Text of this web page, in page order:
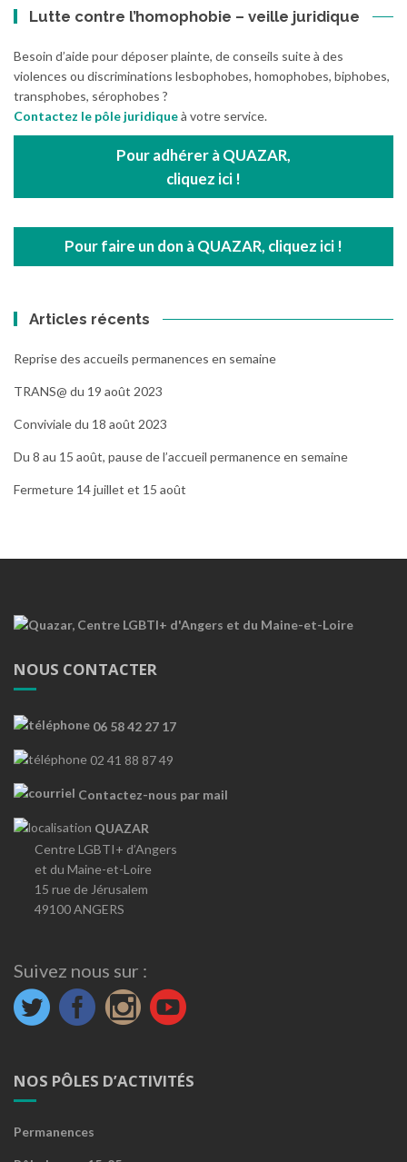
Lutte contre l’homophobie – veille juridique
Besoin d’aide pour déposer plainte, de conseils suite à des
violences ou discriminations lesbophobes, homophobes, biphobes,
transphobes, sérophobes ?
Contactez le pôle juridiqueà votre service.
Pour adhérer à QUAZAR,
cliquez ici !
Pour faire un don à QUAZAR, cliquez ici !
Articles récents
Reprise des accueils permanences en semaine
TRANS@ du 19 août 2023
Conviviale du 18 août 2023
Du 8 au 15 août, pause de l’accueil permanence en semaine
Fermeture 14 juillet et 15 août
NOUS CONTACTER
06 58 42 27 17
02 41 88 87 49
Contactez-nous par mail
QUAZAR
Centre LGBTI+ d’Angers
et du Maine-et-Loire
15 rue de Jérusalem
49100 ANGERS
Suivez nous sur :
NOS PÔLES D’ACTIVITÉS
Permanences